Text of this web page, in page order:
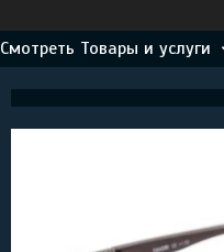
Смотреть Товары и услуги